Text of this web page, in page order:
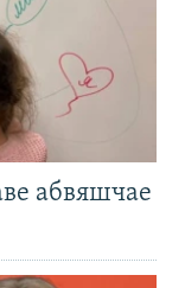
абвяшчае